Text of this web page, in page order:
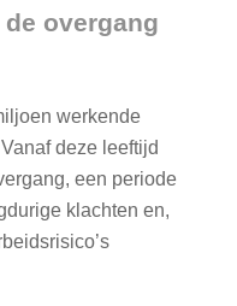
overgang
werkende
deze leeftijd
een periode
klachten en,